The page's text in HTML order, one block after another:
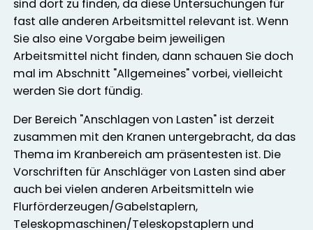
sind dort zu finden, da diese Untersuchungen für
fast alle anderen Arbeitsmittel relevant ist. Wenn
Sie also eine Vorgabe beim jeweiligen
Arbeitsmittel nicht finden, dann schauen Sie doch
mal im Abschnitt "Allgemeines" vorbei, vielleicht
werden Sie dort fündig.
Der Bereich "Anschlagen von Lasten" ist derzeit
zusammen mit den Kranen untergebracht, da das
Thema im Kranbereich am präsentesten ist. Die
Vorschriften für Anschläger von Lasten sind aber
auch bei vielen anderen Arbeitsmitteln wie
Flurförderzeugen/Gabelstaplern,
Teleskopmaschinen/Teleskopstaplern und